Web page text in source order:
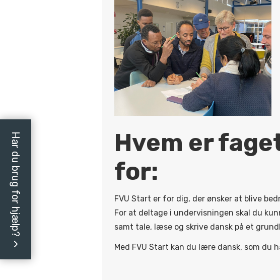
Hvem er
for:
FVU Start er for dig, der ønsker at blive
For at deltage i undervisningen skal du
samt tale, læse og skrive dansk på et
Med FVU Start kan du lære dansk, som du
Har du brug for hjælp?